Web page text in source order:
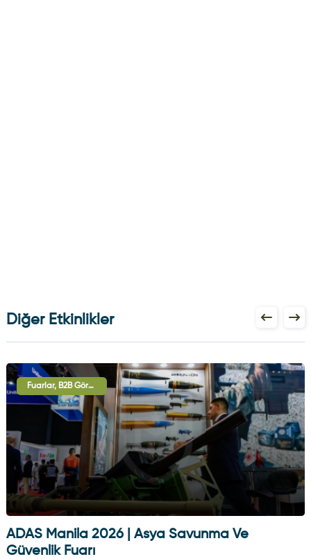
Diğer Etkinlikler
Fuarlar, B2B Görüşmeleri, Uluslararası İşbirliği Oturumları, Sergi - Gösteri
ADAS Manila 2026 | Asya Savunma Ve
Güvenlik Fuarı